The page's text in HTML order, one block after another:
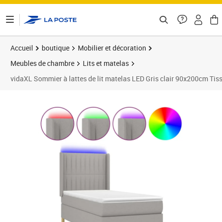
Accueil boutique
Mobilier et décoration
Meubles de chambre
Lits et matelas
vidaXL Sommier à lattes de lit matelas LED Gris clair 90x200cm